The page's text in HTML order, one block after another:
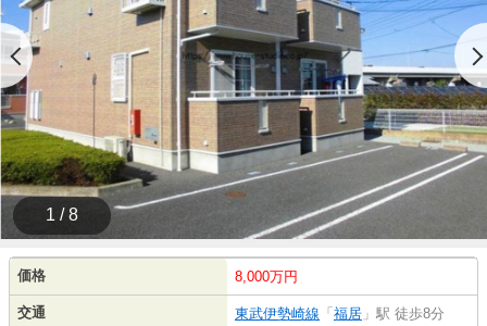
1 / 8
価格 8,000万円
交通 東武伊勢崎線 「 福居 」駅 徒歩8分